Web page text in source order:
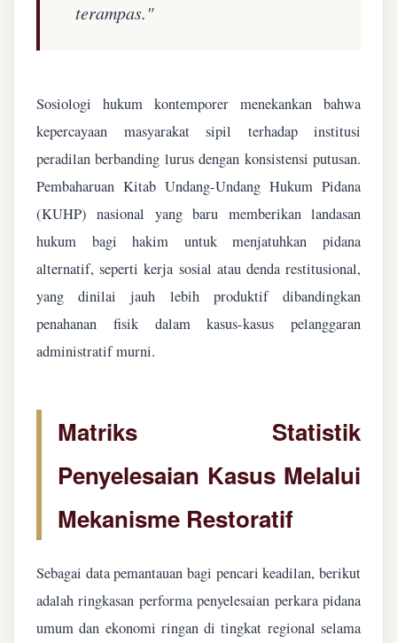
terampas."
Sosiologi hukum kontemporer menekankan bahwa
kepercayaan masyarakat sipil terhadap institusi
peradilan berbanding lurus dengan konsistensi putusan.
Pembaharuan Kitab Undang-Undang Hukum Pidana
(KUHP) nasional yang baru memberikan landasan
hukum bagi hakim untuk menjatuhkan pidana
alternatif, seperti kerja sosial atau denda restitusional,
yang dinilai jauh lebih produktif dibandingkan
penahanan fisik dalam kasus-kasus pelanggaran
administratif murni.
Matriks Statistik
Penyelesaian Kasus Melalui
Mekanisme Restoratif
Sebagai data pemantauan bagi pencari keadilan, berikut
adalah ringkasan performa penyelesaian perkara pidana
umum dan ekonomi ringan di tingkat regional selama